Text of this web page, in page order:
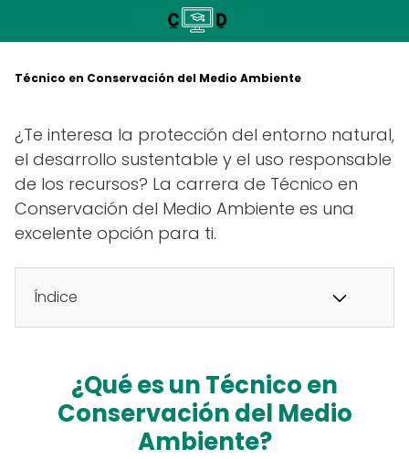
Técnico en Conservación del Medio Ambiente
¿Te interesa la protección del entorno natural,
el desarrollo sustentable y el uso responsable
de los recursos? La carrera de Técnico en
Conservación del Medio Ambiente es una
excelente opción para ti.
Índice
¿Qué es un Técnico en
Conservación del Medio
Ambiente?